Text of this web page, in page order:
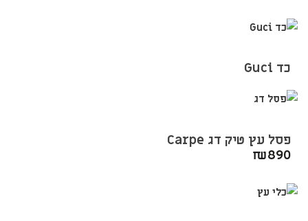
כד Guci
פסל עץ טיק דג Carpe
₪890